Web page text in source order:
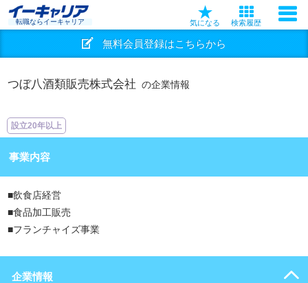
転職ならイーキャリア 気になる 検索履歴
無料会員登録はこちらから
つぼ八酒類販売株式会社 の企業情報
設立20年以上
事業内容
■飲食店経営
■食品加工販売
■フランチャイズ事業
企業情報